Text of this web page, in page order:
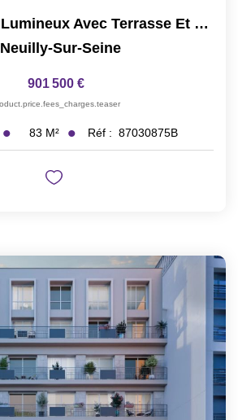
Neuilly : 80 M² Lumineux Avec Terrasse Et Vue Sans Vis-À-Vis
Neuilly-Sur-Seine
901 500 €
83 M² Réf : 87030875B